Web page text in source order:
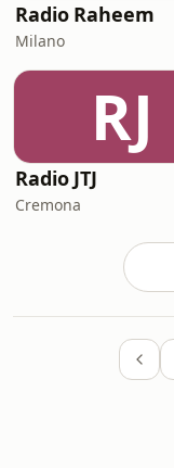
Radio Raheem
Milano
RJ
Radio JTJ
Cremona